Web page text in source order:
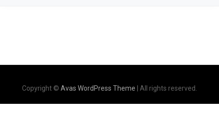
Copyright © Avas WordPress Theme | All rights reserved.